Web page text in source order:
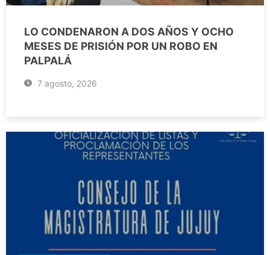
LO CONDENARON A DOS AÑOS Y OCHO
MESES DE PRISIÓN POR UN ROBO EN
PALPALÁ
7 agosto, 2026